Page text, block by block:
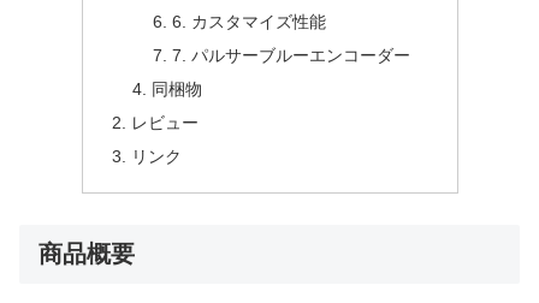
6. カスタマイズ性能
7. パルサーブルーエンコーダー
同梱物
レビュー
リンク
商品概要